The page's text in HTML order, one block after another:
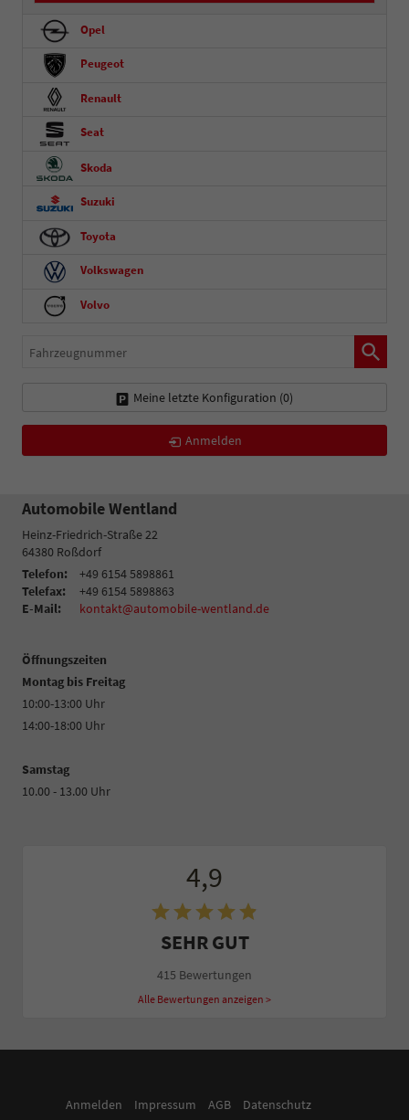
Opel
Peugeot
Renault
Seat
Skoda
Suzuki
Toyota
Volkswagen
Volvo
Fahrzeugnummer
Meine letzte Konfiguration (0)
Anmelden
Automobile Wentland
Heinz-Friedrich-Straße 22
64380 Roßdorf
Telefon:
+49 6154 5898861
Telefax:
+49 6154 5898863
E-Mail:
kontakt@automobile-wentland.de
Öffnungszeiten
Montag bis Freitag
10:00-13:00 Uhr
14:00-18:00 Uhr
Samstag
10.00 - 13.00 Uhr
4,9
SEHR GUT
415 Bewertungen
Alle Bewertungen anzeigen >
Anmelden Impressum AGB
Datenschutz